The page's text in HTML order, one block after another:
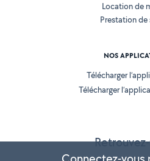
Location de
Prestation de
NOS
Télécharger
Télécharger